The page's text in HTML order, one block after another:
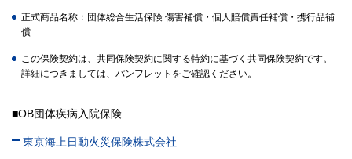
正式商品名称：団体総合生活保険 傷害補償・個人賠償責任補償・携行品補
償
この保険契約は、共同保険契約に関する特約に基づく共同保険契約です。
詳細につきましては、パンフレットをご確認ください。
■OB団体疾病入院保険
東京海上日動火災保険株式会社